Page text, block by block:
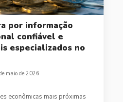
por informação
confiável e
especializados no
maio de 2026
econômicas mais próximas